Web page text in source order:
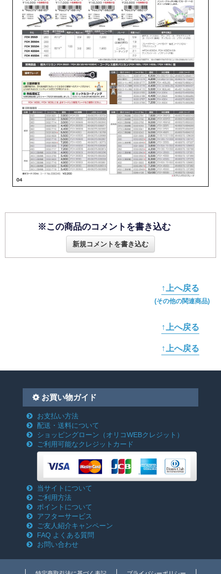
※この商品のコメントを書き込む
新規コメントを書き込む
↑上へ戻る
(その他の関連商品)
↑上へ戻る
↑上へ戻る
お買い物ガイド
お支払い方法
配送・送料について
ショッピングローン （オリコWEBクレジット）
ご利用可能なクレジットカード
当サイトについて
ご利用方法
ポイントについて
アフターサービス
ご友人紹介キャンペーン
FAQ よくある質問
お問い合わせ